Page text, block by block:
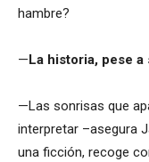
hambre?
—La historia, pese
—Las sonrisas que
interpretar –asegura
una ficción, recoge